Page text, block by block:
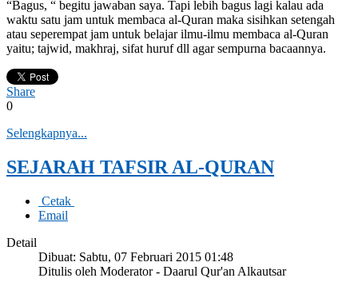
“Bagus, “ begitu jawaban saya. Tapi lebih bagus lagi kalau ada
waktu satu jam untuk membaca al-Quran maka sisihkan setengah
atau seperempat jam untuk belajar ilmu-ilmu membaca al-Quran
yaitu; tajwid, makhraj, sifat huruf dll agar sempurna bacaannya.
Share
0
Selengkapnya...
SEJARAH TAFSIR AL-QURAN
Cetak
Email
Detail
Dibuat: Sabtu, 07 Februari 2015 01:48
Ditulis oleh Moderator - Daarul Qur'an Alkautsar